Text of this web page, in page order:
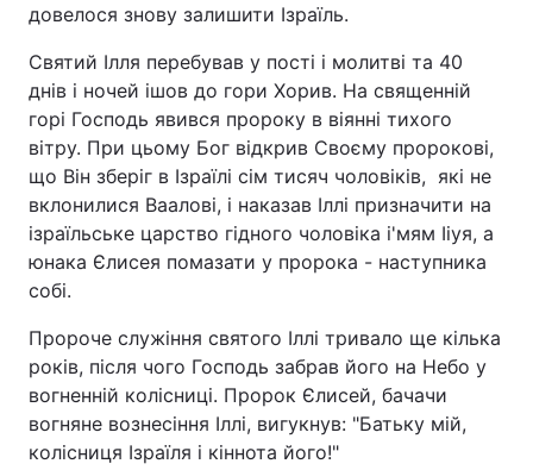
довелося знову залишити Ізраїль.
Святий Ілля перебував у пості і молитві та 40
днів і ночей ішов до гори Хорив. На священній
горі Господь явився пророку в віянні тихого
вітру. При цьому Бог відкрив Своєму пророкові,
що Він зберіг в Ізраїлі сім тисяч чоловіків, які не
вклонилися Ваалові, і наказав Іллі призначити на
ізраїльське царство гідного чоловіка і'мям Ііуя, а
юнака Єлисея помазати у пророка - наступника
собі.
Пророче служіння святого Іллі тривало ще кілька
років, після чого Господь забрав його на Небо у
вогненній колісниці. Пророк Єлисей, бачачи
вогняне вознесіння Іллі, вигукнув: "Батьку мій,
колісниця Ізраїля і кіннота його!"